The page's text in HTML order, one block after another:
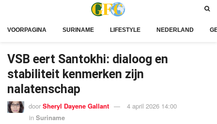
VOORPAGINA SURINAME LIFESTYLE NEDERLAND
VSB eert Santokhi: dialoog en
stabiliteit kenmerken zijn
nalatenschap
door Sheryl Dayene Gallant
4 april 2026 14:00
in Suriname